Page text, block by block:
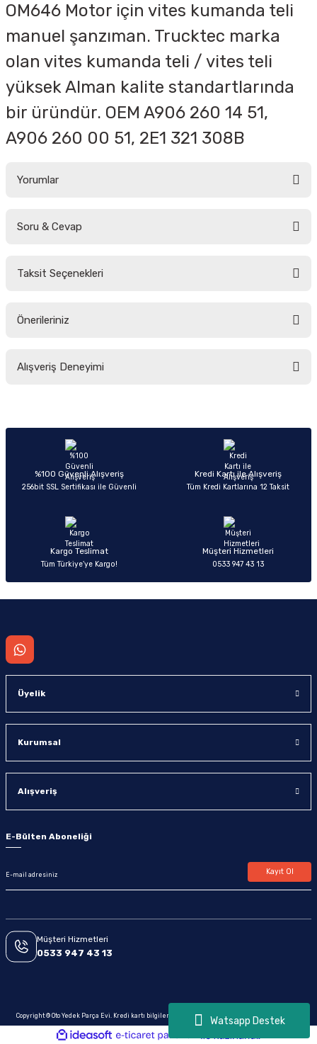
Watsapp Destek
OM646 Motor için vites kumanda teli
manuel şanzıman. Trucktec marka
olan vites kumanda teli / vites teli
yüksek Alman kalite standartlarında
bir üründür. OEM A906 260 14 51,
A906 260 00 51, 2E1 321 308B
Yorumlar
Soru & Cevap
Taksit Seçenekleri
Önerileriniz
yetersiz gördüğünüz noktaları öneri formunu kullanarak tarafımıza
Ürün açıklamasında eksik bilgiler bulunuyor.
Ürün bilgilerinde hatalar bulunuyor.
Ürün fiyatı diğer sitelerden daha pahalı.
Alışveriş Deneyimi
Sitemize ilk yorumu siz yapın!
%100 Güvenli Alışveriş
256bit SSL Sertifikası ile Güvenli
Kredi Kartı ile Alışveriş
Tüm Kredi Kartlarına 12 Taksit
Kargo Teslimat
Tüm Türkiye’ye Kargo!
Müşteri Hizmetleri
0533 947 43 13
Üyelik
Kurumsal
Alışveriş
E-Bülten Aboneliği
Kayıt Ol
Müşteri Hizmetleri
0533 947 43 13
Copyright © Oto Yedek Parça Evi. Kredi kartı bilgileriniz 256bit SSL sertifikası ile korunmaktadır.
ideasoft